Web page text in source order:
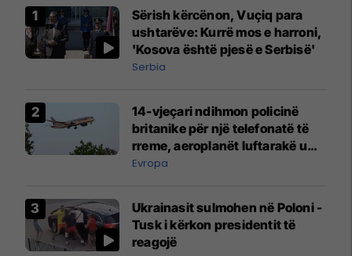
Sërish kërcënon, Vuçiq para
ushtarëve: Kurrë mos e harroni,
'Kosova është pjesë e Serbisë'
Serbia
14-vjeçari ndihmon policinë
britanike për një telefonatë të
rreme, aeroplanët luftarakë u
ngritën në ajër për të
Mançesterit
Evropa
Ukrainasit sulmohen në Poloni -
Tusk i kërkon presidentit të
reagojë